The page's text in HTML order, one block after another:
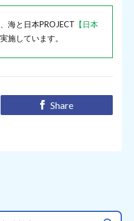
海と日本PROJECT 【日本
施しています。
Share